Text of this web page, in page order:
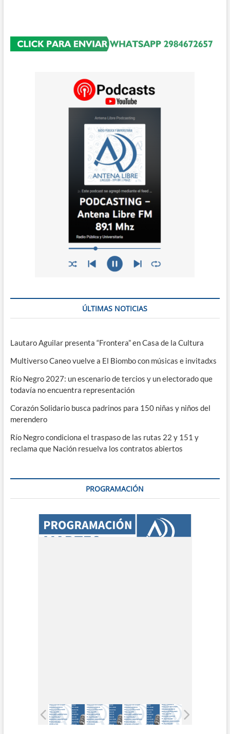
ÚLTIMAS NOTICIAS
Lautaro Aguilar presenta “Frontera” en Casa de la Cultura
Multiverso Caneo vuelve a El Biombo con músicas e invitadxs
Río Negro 2027: un escenario de tercios y un electorado que
todavía no encuentra representación
Corazón Solidario busca padrinos para 150 niñas y niños del
merendero
Río Negro condiciona el traspaso de las rutas 22 y 151 y
reclama que Nación resuelva los contratos abiertos
PROGRAMACIÓN